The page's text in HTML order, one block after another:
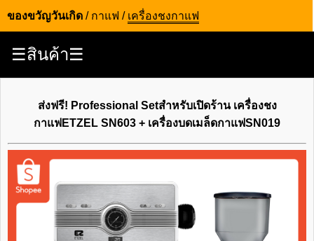
ของขวัญวันเกิด / กาแฟ / เครื่องชงกาแฟ
☰สินค้า☰
ส่งฟรี! Professional Setสำหรับเปิดร้าน เครื่องชง
กาแฟETZEL SN603 + เครื่องบดเมล็ดกาแฟSN019